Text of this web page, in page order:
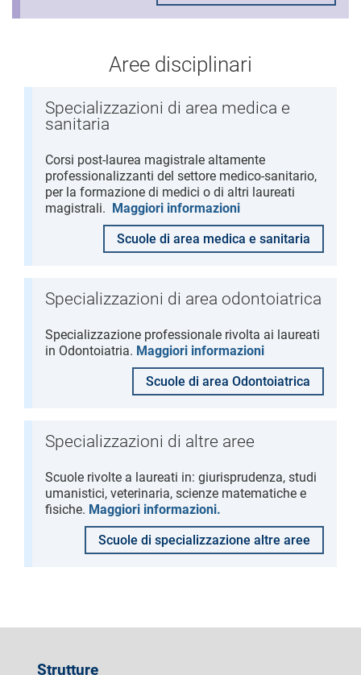
Aree disciplinari
Specializzazioni di area medica e
sanitaria
Corsi post-laurea magistrale altamente
professionalizzanti del settore medico-sanitario,
per la formazione di medici o di altri laureati
magistrali. Maggiori informazioni
Scuole di area medica e sanitaria
Specializzazioni di area odontoiatrica
Specializzazione professionale rivolta ai laureati
in Odontoiatria. Maggiori informazioni
Scuole di area Odontoiatrica
Specializzazioni di altre aree
Scuole rivolte a laureati in: giurisprudenza, studi
umanistici, veterinaria, scienze matematiche e
fisiche. Maggiori informazioni.
Scuole di specializzazione altre aree
Strutture